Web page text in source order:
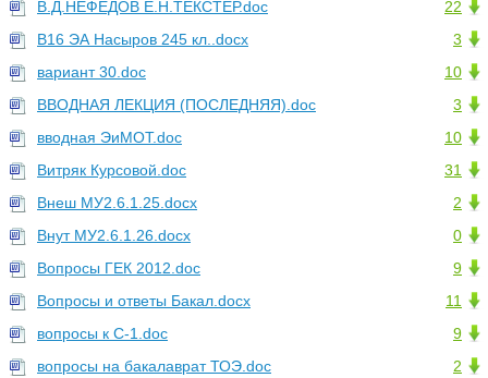
22
В.Д.НЕФЕДОВ Е.Н.ТЕКСТЕР.doc
3
В16 ЭА Насыров 245 кл..docx
10
вариант 30.doc
3
ВВОДНАЯ ЛЕКЦИЯ (ПОСЛЕДНЯЯ).doc
10
вводная ЭиМОТ.doc
31
Витряк Курсовой.doc
2
Внеш МУ2.6.1.25.docx
0
Внут МУ2.6.1.26.docx
9
Вопросы ГЕК 2012.doc
11
Вопросы и ответы Бакал.docx
9
вопросы к С-1.doc
2
вопросы на бакалаврат ТОЭ.doc